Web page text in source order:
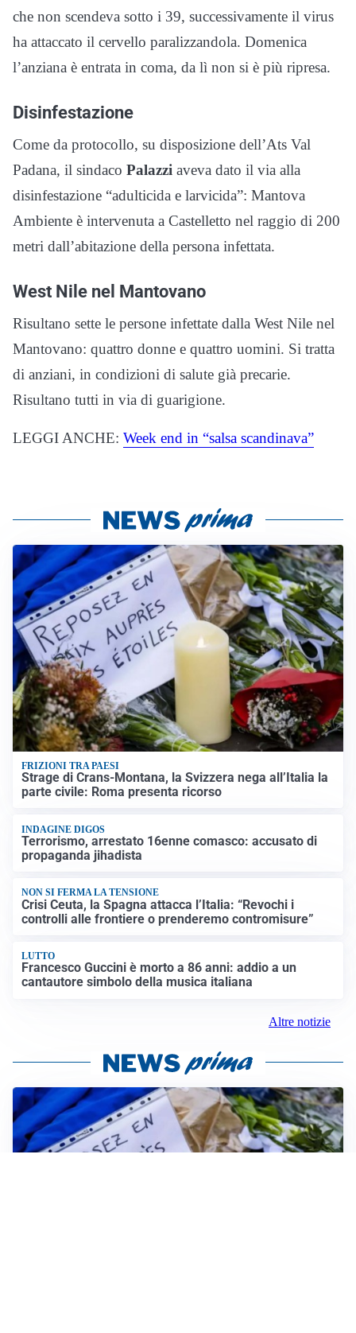
che non scendeva sotto i 39, successivamente il virus
ha attaccato il cervello paralizzandola. Domenica
l’anziana è entrata in coma, da lì non si è più ripresa.
Disinfestazione
Come da protocollo, su disposizione dell’Ats Val
Padana, il sindaco Palazzi aveva dato il via alla
disinfestazione “adulticida e larvicida”: Mantova
Ambiente è intervenuta a Castelletto nel raggio di 200
metri dall’abitazione della persona infettata.
West Nile nel Mantovano
Risultano sette le persone infettate dalla West Nile nel
Mantovano: quattro donne e quattro uomini. Si tratta
di anziani, in condizioni di salute già precarie.
Risultano tutti in via di guarigione.
LEGGI ANCHE: Week end in “salsa scandinava”
FRIZIONI TRA PAESI
Strage di Crans-Montana, la Svizzera nega all’Italia la
parte civile: Roma presenta ricorso
INDAGINE DIGOS
Terrorismo, arrestato 16enne comasco: accusato di
propaganda jihadista
NON SI FERMA LA TENSIONE
Crisi Ceuta, la Spagna attacca l’Italia: “Revochi i
controlli alle frontiere o prenderemo contromisure”
LUTTO
Francesco Guccini è morto a 86 anni: addio a un
cantautore simbolo della musica italiana
Altre notizie